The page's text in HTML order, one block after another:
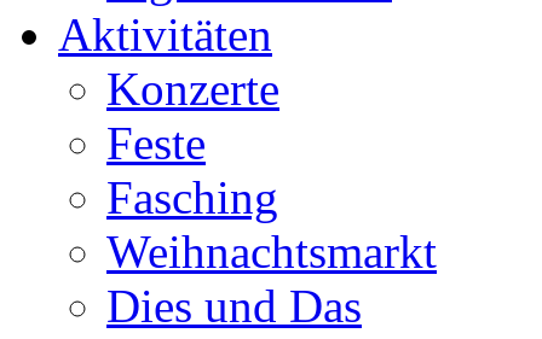
Aktivitäten
Konzerte
Feste
Fasching
Weihnachtsmarkt
Dies und Das